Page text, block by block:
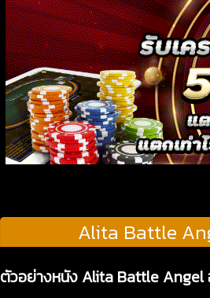
Alita Battle
ตัวอย่างหนัง Alita Battle Angel